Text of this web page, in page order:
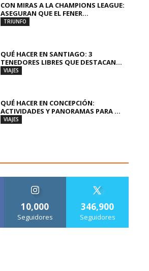
CON MIRAS A LA CHAMPIONS LEAGUE:
ASEGURAN QUE EL FENER...
TRIUNFO
QUÉ HACER EN SANTIAGO: 3
TENEDORES LIBRES QUE DESTACAN...
VIAJES
QUÉ HACER EN CONCEPCIÓN:
ACTIVIDADES Y PANORAMAS PARA ...
VIAJES
10,000
Seguidores
346,900
Seguidores